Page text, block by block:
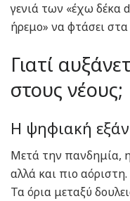
γενιά των «έχω δέκα
ήρεμο» να φτάσει στα
Γιατί
στους νέους;
Η ψηφιακή
Μετά την πανδημία, η
αλλά και πιο αόριστη.
Τα όρια μεταξύ